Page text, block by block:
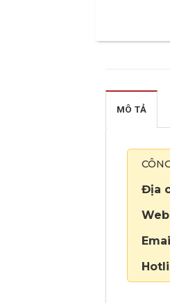
MÔ TẢ
Địa